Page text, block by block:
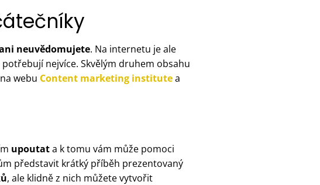
neuvědomujete. Na internetu je ale
nejvíce. Skvělým druhem obsahu
webu Content marketing institutea
upoutata k tomu vám může pomoci
představit krátký příběh prezentovaný
, ale klidně z nich můžete vytvořit